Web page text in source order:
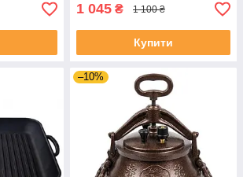
1 045 ₴ 1 100 ₴
Купити
–10%